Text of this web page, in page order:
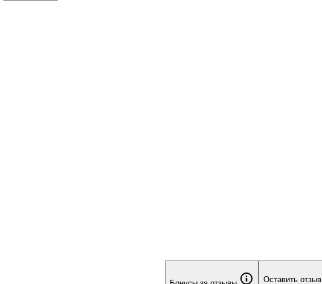
Оставить отзыв